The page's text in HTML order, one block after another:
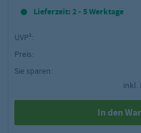
Lieferzeit: 2 - 5 Werktage
UVP²:
Preis:
Sie sparen:
inkl.
In den